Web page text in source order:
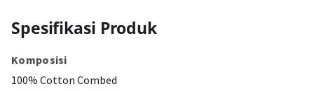
Spesifikasi Produk
Komposisi
100% Cotton Combed